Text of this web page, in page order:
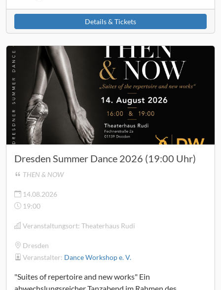
Details & Tickets
Dresden Summer Dance 2026 (19:00 Uhr)
THEN & NOW
14.08.2026
19:00
Veranstaltungsort: Theaterhaus Rudi
Dresden
Veranstalter: Dance Workshop e. V.
"Suites of repertoire and new works" Ein
abwechslungsreicher Tanzabend im Rahmen des